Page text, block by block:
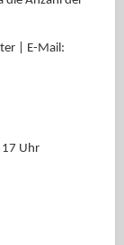
| E-Mail:
17 Uhr